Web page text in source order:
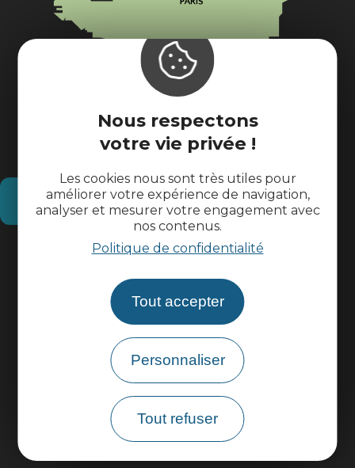
Nous respectons
votre vie privée !
Les cookies nous sont très utiles pour
améliorer votre expérience de navigation,
analyser et mesurer votre engagement avec
nos contenus.
Politique de confidentialité
Tout accepter
Personnaliser
Tout refuser
Comment venir ?
Informations pratiques
Espace pros
Brochures